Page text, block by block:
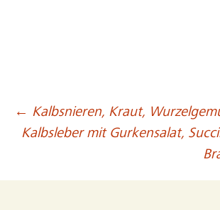
← Kalbsnieren, Kraut,
Kalbsleber mit Gurkensalat,